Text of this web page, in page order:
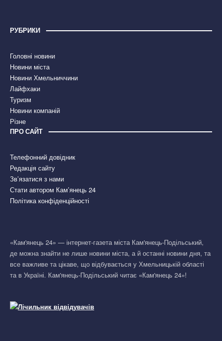
РУБРИКИ
Головні новини
Новини міста
Новини Хмельниччини
Лайфхаки
Туризм
Новини компаній
Різне
ПРО САЙТ
Телефонний довідник
Редакція сайту
Зв’язатися з нами
Стати автором Кам’янець 24
Політика конфіденційності
«Кам'янець 24» — інтернет-газета міста Кам'янець-Подільський,
де можна знайти не лише новини міста, а й останні новини дня, та
все важливе та цікаве, що відбувається у Хмельницькій області
та в Україні. Кам'янець-Подільський читає «Кам'янець 24»!